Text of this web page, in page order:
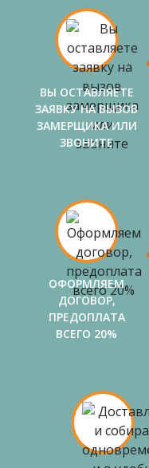
ВЫ ОСТАВЛЯЕТЕ
ЗАЯВКУ НА ВЫЗОВ
ЗАМЕРЩИКА ИЛИ
ЗВОНИТЕ
ОФОРМЛЯЕМ
ДОГОВОР,
ПРЕДОПЛАТА
ВСЕГО 20%